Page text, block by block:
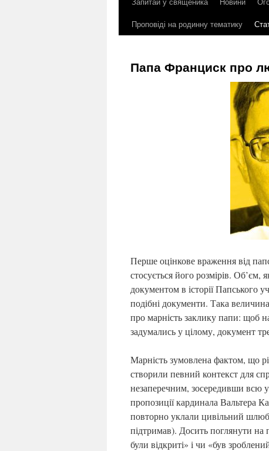
контенту
Проповіді на родинну тематику
Папа Франциск про
Перше оцінкове враження від
стосується його розмірів.
документом в історії Папського
подібні документи. Така
про марність заклику папи: щоб
задумались у цілому, документ
Марність зумовлена фактом, що
створили певний контекст для
незаперечним, зосередивши всю
пропозиції кардинала Вальтера
повторно уклали цивільний
підтримав). Досить поглянути на
були відкриті» і чи «був